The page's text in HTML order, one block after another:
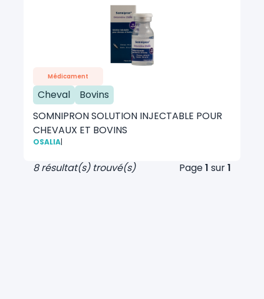
Médicament
Cheval
Bovins
SOMNIPRON SOLUTION INJECTABLE POUR
CHEVAUX ET BOVINS
OSALIA|
8 résultat(s) trouvé(s) Page1 sur1